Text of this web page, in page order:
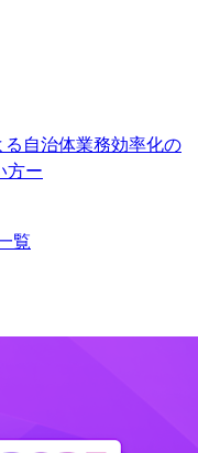
る自治体業務効率化の
方ー
覧